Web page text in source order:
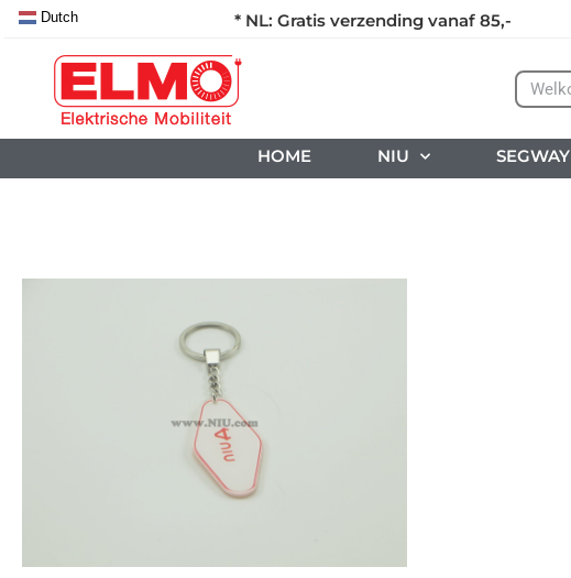
* NL: Gratis verzending vanaf 85,-
Dutch
HOME NIU SEGWAY